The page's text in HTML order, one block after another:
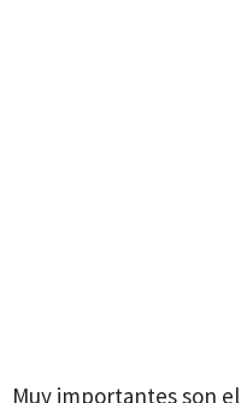
Muy importantes son el